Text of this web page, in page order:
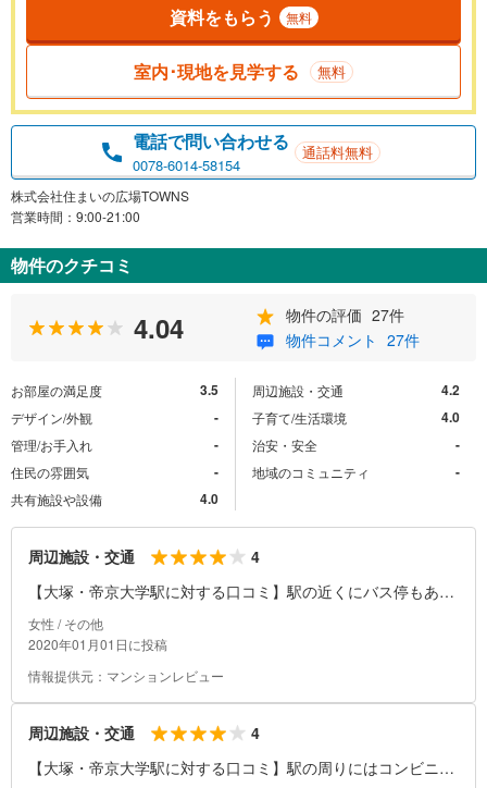
資料をもらう 無料
室内･現地を見学する 無料
電話で問い合わせる
0078-6014-58154
通話料無料
株式会社住まいの広場TOWNS
営業時間：9:00-21:00
物件のクチコミ
4.04 物件の評価 27件
物件コメント 27件
お部屋の満足度 3.5
デザイン/外観 -
管理/お手入れ -
住民の雰囲気 -
共有施設や設備 4.0
周辺施設・交通 4.2
子育て/生活環境 4.0
治安・安全 -
地域のコミュニティ -
周辺施設・交通
4
【大塚・帝京大学駅に対する口コミ】駅の近くにバス停もあ
り、また付近に大きな道路もあるため交通の便もよく、また夜
間でも安全に家に帰れると思います。また多摩センターまで2
に行くのにも、多摩地域の中で移動するのにも便利です。
女性 / その他
2020年01月01日に投稿
情報提供元：マンションレビュー
周辺施設・交通
4
【大塚・帝京大学駅に対する口コミ】駅の周りにはコンビニく